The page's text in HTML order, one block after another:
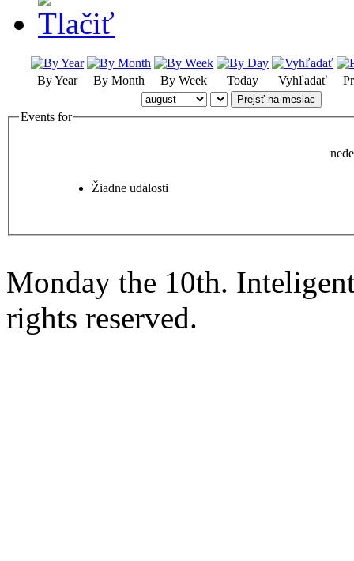
By Year By Month By Week Today Vyhľadať
Prejsť na mesiac
Events for
Žiadne udalosti
Monday the 10th.
rights reserved.